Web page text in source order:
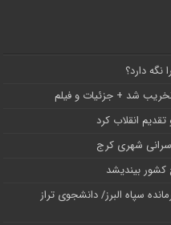
دارد؟
شد + جزئیات و فیلم
کشور بیندیشد
سپاه البرز/ دانشجوی تراز